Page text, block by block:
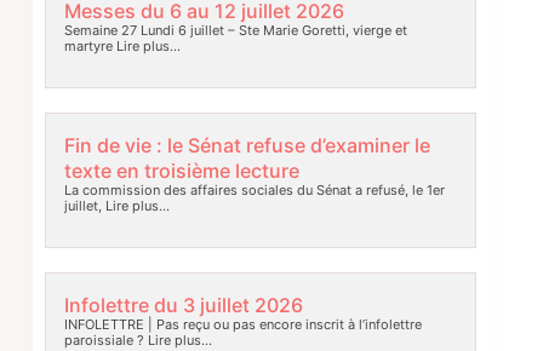
Messes du 6 au 12 juillet 2026
Semaine 27 Lundi 6 juillet – Ste Marie Goretti, vierge et
martyreLire plus…
Fin de vie : le Sénat refuse d’examiner le
texte en troisième lecture
La commission des affaires sociales du Sénat a refusé, le 1er
juillet, Lire plus…
Infolettre du 3 juillet 2026
INFOLETTRE | Pas reçu ou pas encore inscrit à l’infolettre
paroissiale ? Lire plus…